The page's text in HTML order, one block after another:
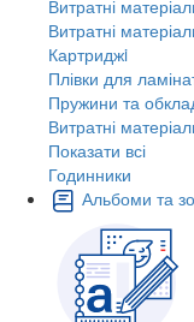
Витратні
Витратні
Картриджi
Плівки для
Пружини та
Витратні
Показати всі
Годинники
Альбоми та